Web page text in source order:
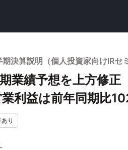
決算説明（個人投資家向けIRセ
業績予想を上方修
業利益は前年同期比
り